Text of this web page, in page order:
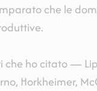
che le
che ho citato —
Horkheimer,